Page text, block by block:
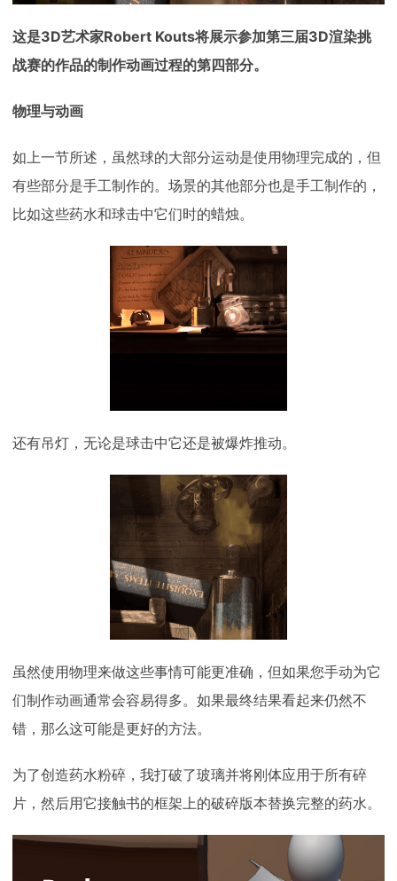
这是3D艺术家Robert Kouts将展示参加第三届3D渲染挑
战赛的作品的制作动画过程的第四部分。
物理与动画
如上一节所述，虽然球的大部分运动是使用物理完成的，但
有些部分是手工制作的。场景的其他部分也是手工制作的，
比如这些药水和球击中它们时的蜡烛。
还有吊灯，无论是球击中它还是被爆炸推动。
虽然使用物理来做这些事情可能更准确，但如果您手动为它
们制作动画通常会容易得多。如果最终结果看起来仍然不
错，那么这可能是更好的方法。
为了创造药水粉碎，我打破了玻璃并将刚体应用于所有碎
片，然后用它接触书的框架上的破碎版本替换完整的药水。